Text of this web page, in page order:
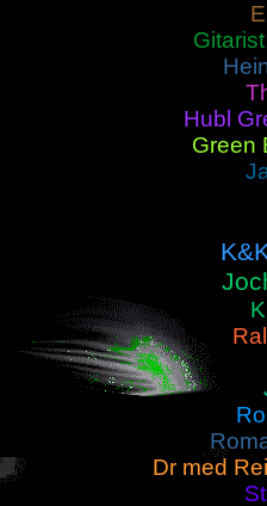
Hubl
Green
Dr med